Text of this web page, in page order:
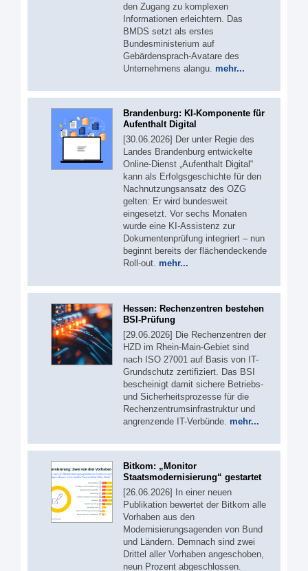
den Zugang zu komplexen
Informationen erleichtern. Das
BMDS setzt als erstes
Bundesministerium auf
Gebärdensprach-Avatare des
Unternehmens alangu. mehr...
Brandenburg: KI-Komponente für
Aufenthalt Digital
[30.06.2026] Der unter Regie des
Landes Brandenburg entwickelte
Online-Dienst „Aufenthalt Digital“
kann als Erfolgsgeschichte für den
Nachnutzungsansatz des OZG
gelten: Er wird bundesweit
eingesetzt. Vor sechs Monaten
wurde eine KI-Assistenz zur
Dokumentenprüfung integriert – nun
beginnt bereits der flächendeckende
Roll-out. mehr...
Hessen: Rechenzentren bestehen
BSI-Prüfung
[29.06.2026] Die Rechenzentren der
HZD im Rhein-Main-Gebiet sind
nach ISO 27001 auf Basis von IT-
Grundschutz zertifiziert. Das BSI
bescheinigt damit sichere Betriebs-
und Sicherheitsprozesse für die
Rechenzentrumsinfrastruktur und
angrenzende IT-Verbünde. mehr...
Bitkom: „Monitor
Staatsmodernisierung“ gestartet
[26.06.2026] In einer neuen
Publikation bewertet der Bitkom alle
Vorhaben aus den
Modernisierungsagenden von Bund
und Ländern. Demnach sind zwei
Drittel aller Vorhaben angeschoben,
neun Prozent abgeschlossen.